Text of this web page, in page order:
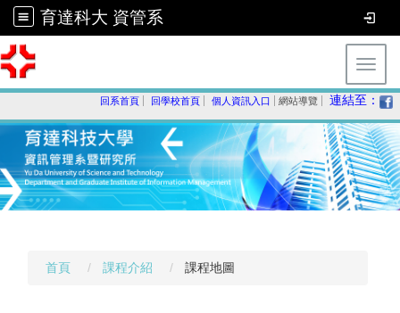
育達科大 資管系
回系首頁 回學校首頁 個人資訊入口 網站導覽 連結至：
首頁 課程介紹 課程地圖